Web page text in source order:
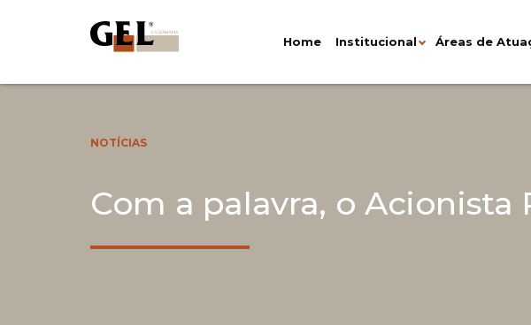
Home Institucional Áreas de
NOTÍCIAS
Com a palavra, o Acionista